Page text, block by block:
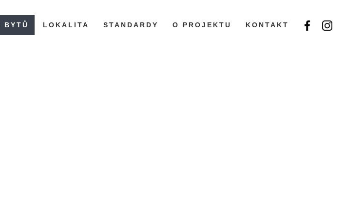
BYTŮ LOKALITA STANDARDY O PROJEKTU KONTAKT